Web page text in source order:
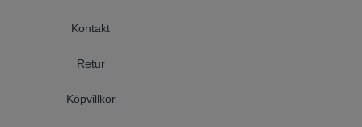
Kontakt
Retur
Köpvillkor